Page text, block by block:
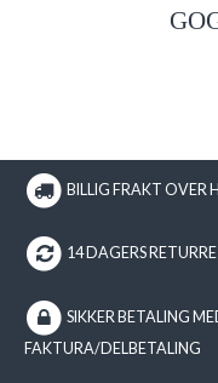
BILLIG FRAKT OVER
14 DAGERS
SIKKER BETALING
FAKTURA/DELBETALING